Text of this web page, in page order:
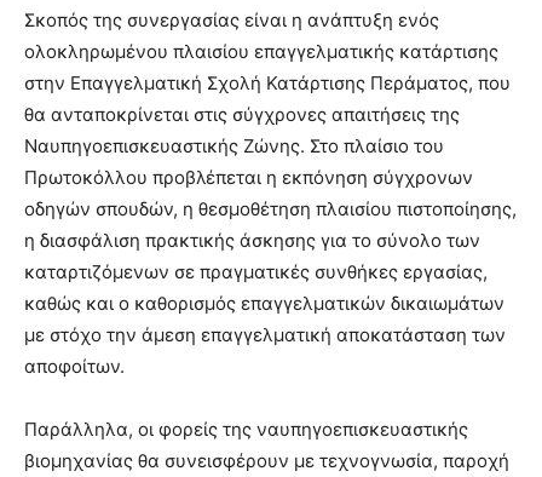
Σκοπός της συνεργασίας είναι η ανάπτυξη ενός
ολοκληρωμένου πλαισίου επαγγελματικής κατάρτισης
στην Επαγγελματική Σχολή Κατάρτισης Περάματος, που
θα ανταποκρίνεται στις σύγχρονες απαιτήσεις της
Ναυπηγοεπισκευαστικής Ζώνης. Στο πλαίσιο του
Πρωτοκόλλου προβλέπεται η εκπόνηση σύγχρονων
οδηγών σπουδών, η θεσμοθέτηση πλαισίου πιστοποίησης,
η διασφάλιση πρακτικής άσκησης για το σύνολο των
καταρτιζόμενων σε πραγματικές συνθήκες εργασίας,
καθώς και ο καθορισμός επαγγελματικών δικαιωμάτων
με στόχο την άμεση επαγγελματική αποκατάσταση των
αποφοίτων.
Παράλληλα, οι φορείς της ναυπηγοεπισκευαστικής
βιομηχανίας θα συνεισφέρουν με τεχνογνωσία, παροχή